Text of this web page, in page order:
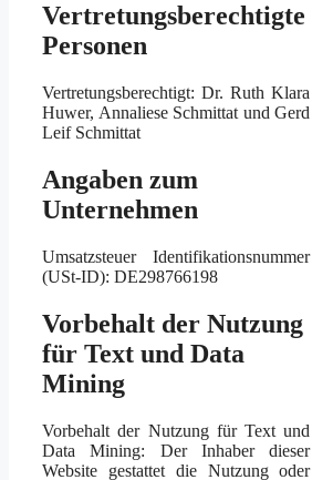
Vertretungsberechtigte
Personen
Vertretungsberechtigt: Dr. Ruth Klara
Huwer, Annaliese Schmittat und Gerd
Leif Schmittat
Angaben zum
Unternehmen
Umsatzsteuer Identifikationsnummer
(USt-ID): DE298766198
Vorbehalt der Nutzung
für Text und Data
Mining
Vorbehalt der Nutzung für Text und
Data Mining: Der Inhaber dieser
Website gestattet die Nutzung oder